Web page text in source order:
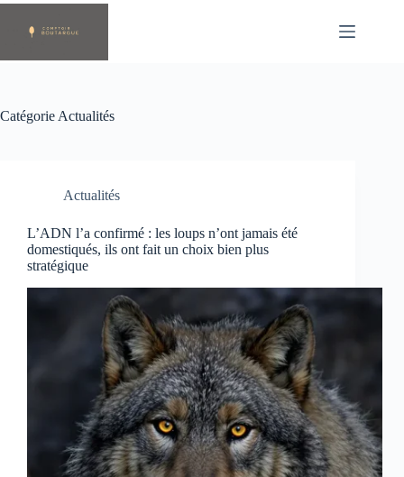
Passer
contenu
Catégorie Actualités
Actualités
L’ADN l’a confirmé : les loups n’ont jamais été
domestiqués, ils ont fait un choix bien plus
stratégique